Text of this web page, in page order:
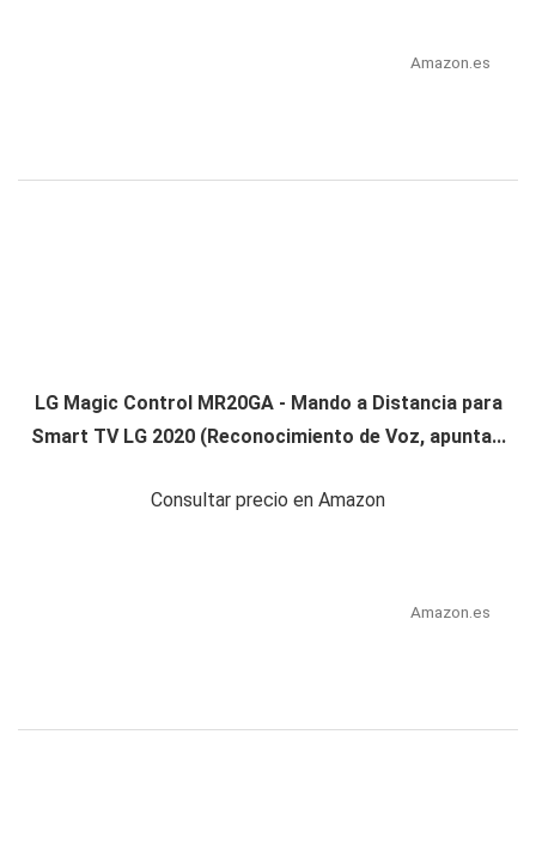
Amazon.es
LG Magic Control MR20GA - Mando a Distancia para
Smart TV LG 2020 (Reconocimiento de Voz, apunta...
Consultar precio en Amazon
Amazon.es